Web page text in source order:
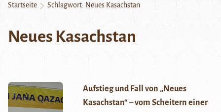
Startseite Schlagwort: Neues Kasachstan
Neues Kasachstan
Aufstieg und Fall von „Neues
Kasachstan“ – vom Scheitern einer